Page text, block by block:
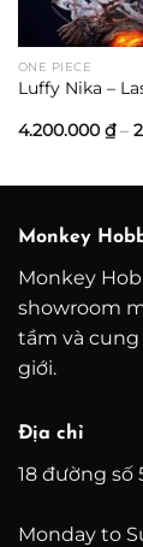
ONE PIECE
Luffy Nika –
4.200.000 ₫ –
₫
Monkey
Monkey
showroom
tầm và
giới.
Địa chỉ
18 đường số
Monday to